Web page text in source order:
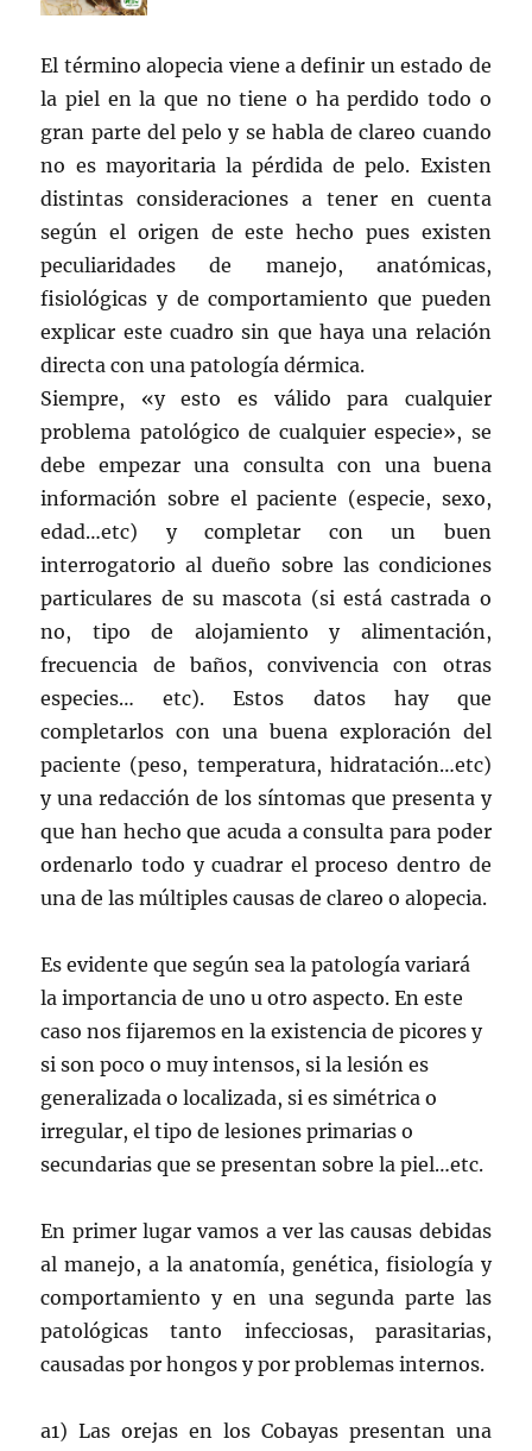
El término alopecia viene a definir un estado de
la piel en la que no tiene o ha perdido todo o
gran parte del pelo y se habla de clareo cuando
no es mayoritaria la pérdida de pelo. Existen
distintas consideraciones a tener en cuenta
según el origen de este hecho pues existen
peculiaridades de manejo, anatómicas,
fisiológicas y de comportamiento que pueden
explicar este cuadro sin que haya una relación
directa con una patología dérmica.
Siempre, «y esto es válido para cualquier
problema patológico de cualquier especie», se
debe empezar una consulta con una buena
información sobre el paciente (especie, sexo,
edad…etc) y completar con un buen
interrogatorio al dueño sobre las condiciones
particulares de su mascota (si está castrada o
no, tipo de alojamiento y alimentación,
frecuencia de baños, convivencia con otras
especies… etc). Estos datos hay que
completarlos con una buena exploración del
paciente (peso, temperatura, hidratación…etc)
y una redacción de los síntomas que presenta y
que han hecho que acuda a consulta para poder
ordenarlo todo y cuadrar el proceso dentro de
una de las múltiples causas de clareo o alopecia.
Es evidente que según sea la patología variará
la importancia de uno u otro aspecto. En este
caso nos fijaremos en la existencia de picores y
si son poco o muy intensos, si la lesión es
generalizada o localizada, si es simétrica o
irregular, el tipo de lesiones primarias o
secundarias que se presentan sobre la piel…etc.
En primer lugar vamos a ver las causas debidas
al manejo, a la anatomía, genética, fisiología y
comportamiento y en una segunda parte las
patológicas tanto infecciosas, parasitarias,
causadas por hongos y por problemas internos.
a1) Las orejas en los Cobayas presentan una